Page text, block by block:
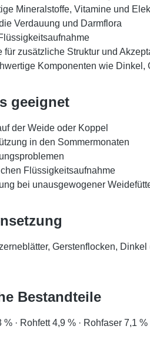
Mineralstoffe, Vitamine und
Verdauung und Darmflora
für zusätzliche Struktur und
Komponenten wie Dinkel,
geeignet
der Weide oder Koppel
in den Sommermonaten
Flüssigkeitsaufnahme
bei unausgewogener
Gerstenflocken,
Bestandteile
· Rohfett 4,9 % · Rohfaser 7,1